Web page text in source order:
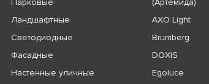
Ландшафтные
Светодиодные
Фасадные
Настенные уличные
AXO Light
Brumberg
DOXIS
Egoluce